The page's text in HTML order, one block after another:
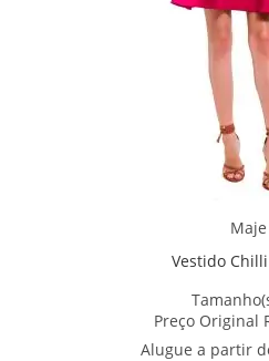
Maje
Vestido
Preço Original
Alugue a partir